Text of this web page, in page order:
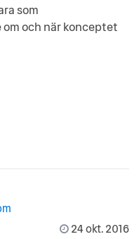
som
och när konceptet
24 okt. 2016